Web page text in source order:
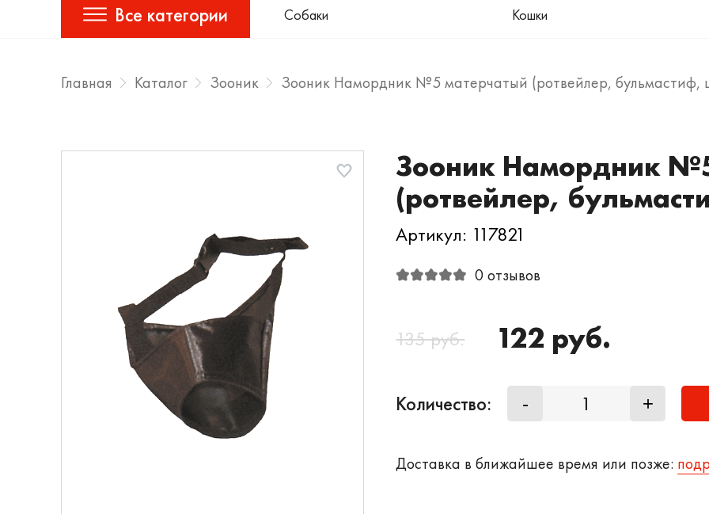
Все категории Собаки Кошки
Главная Каталог Зооник Зооник Намордник №5 матерчатый (ротвейлер, бульмастиф,
Зооник Намордник
(ротвейлер,
Артикул: 117821
0 отзывов
135 руб. 122 руб.
Количество: - +
Доставка в ближайшее время или позже: